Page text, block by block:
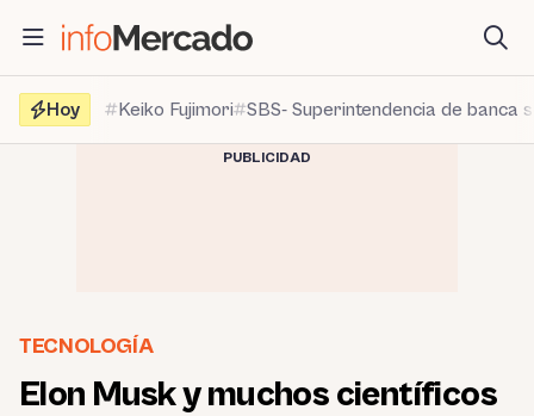
contenido
Hoy
Keiko Fujimori SBS- Superintendencia de banca
PUBLICIDAD
TECNOLOGÍA
Elon Musk y muchos científicos